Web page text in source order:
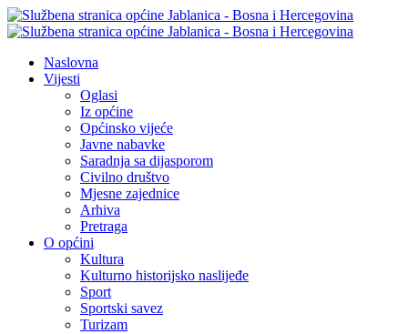
Naslovna
Vijesti
Oglasi
Iz općine
Općinsko vijeće
Javne nabavke
Saradnja sa dijasporom
Civilno društvo
Mjesne zajednice
Arhiva
Pretraga
O općini
Kultura
Kulturno historijsko naslijeđe
Sport
Sportski savez
Turizam